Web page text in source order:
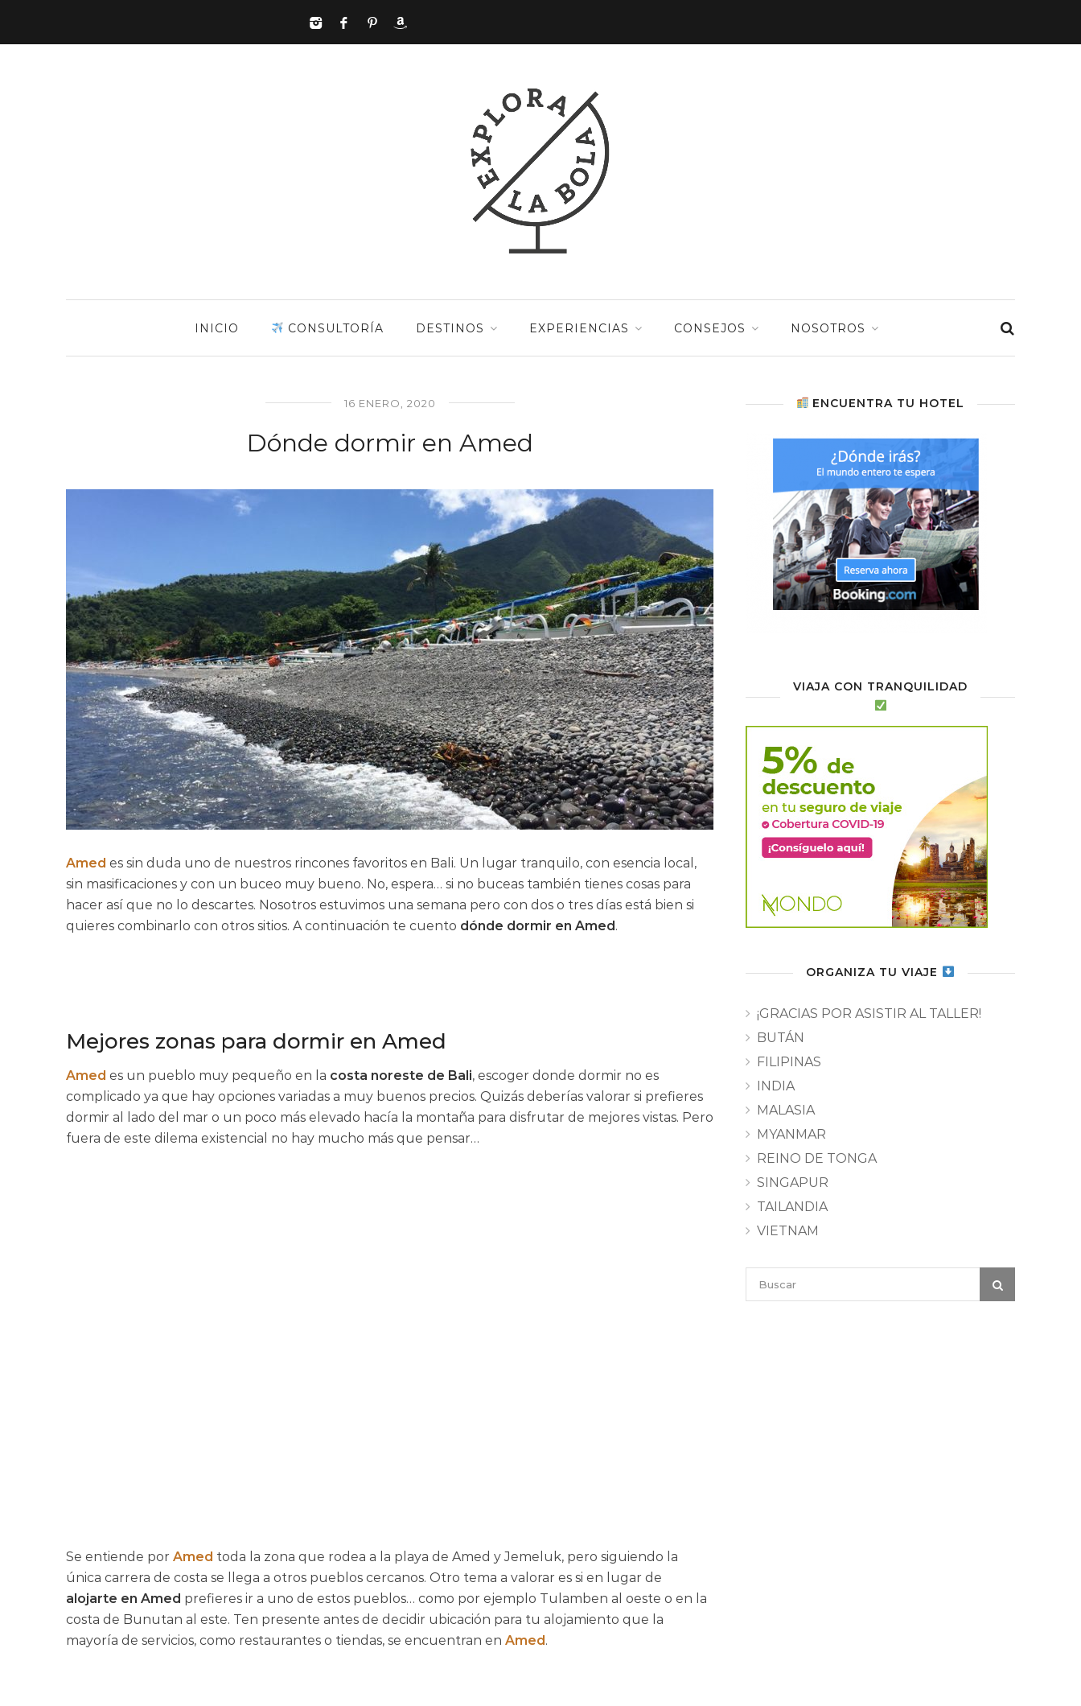
INICIO CONSULTORÍA DESTINOS EXPERIENCIAS CONSEJOS NOSOTROS
16 ENERO, 2020
Dónde dormir en Amed
Amed es sin duda uno de nuestros rincones favoritos en Bali. Un lugar tranquilo, con esencia local,
sin masificaciones y con un buceo muy bueno. No, espera… si no buceas también tienes cosas para
hacer así que no lo descartes. Nosotros estuvimos una semana pero con dos o tres días está bien si
quieres combinarlo con otros sitios. A continuación te cuento dónde dormir en Amed.
Mejores zonas para dormir en Amed
Amed es un pueblo muy pequeño en la costa noreste de Bali, escoger donde dormir no es
complicado ya que hay opciones variadas a muy buenos precios. Quizás deberías valorar si prefieres
dormir al lado del mar o un poco más elevado hacía la montaña para disfrutar de mejores vistas. Pero
fuera de este dilema existencial no hay mucho más que pensar…
Se entiende por Amed toda la zona que rodea a la playa de Amed y Jemeluk, pero siguiendo la
única carrera de costa se llega a otros pueblos cercanos. Otro tema a valorar es si en lugar de
alojarte en Amed prefieres ir a uno de estos pueblos… como por ejemplo Tulamben al oeste o en la
costa de Bunutan al este. Ten presente antes de decidir ubicación para tu alojamiento que la
mayoría de servicios, como restaurantes o tiendas, se encuentran en Amed.
ENCUENTRA TU HOTEL
VIAJA CON TRANQUILIDAD
ORGANIZA TU VIAJE
¡GRACIAS POR ASISTIR AL TALLER!
BUTÁN
FILIPINAS
INDIA
MALASIA
MYANMAR
REINO DE TONGA
SINGAPUR
TAILANDIA
VIETNAM